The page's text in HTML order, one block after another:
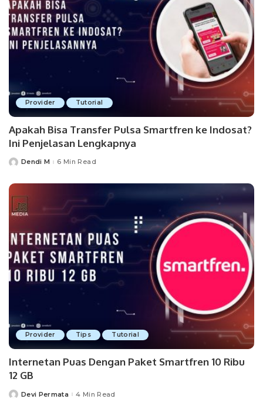
Provider Tutorial
Apakah Bisa Transfer Pulsa Smartfren ke Indosat?
Ini Penjelasan Lengkapnya
PostedDendi M 6 Min Read
Provider Tips Tutorial
Internetan Puas Dengan Paket Smartfren 10 Ribu
12 GB
PostedDevi Permata 4 Min Read